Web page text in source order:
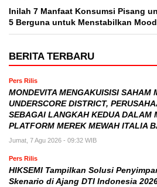
Inilah 7 Manfaat Konsumsi Pisang
5 Berguna untuk Menstabilkan Mood
BERITA TERBARU
Pers Rilis
MONDEVITA MENGAKUISISI SAHAM
UNDERSCORE DISTRICT,
SEBAGAI LANGKAH KEDUA DALAM
PLATFORM MEREK MEWAH ITALIA
Jumat, 7 Agu 2026 - 09:32 WIB
Pers Rilis
HIKSEMI Tampilkan Solusi
Skenario di Ajang DTI Indonesia